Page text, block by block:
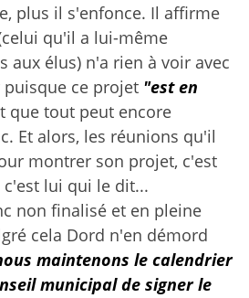
plus il s'enfonce. Il affirme
qu'il a lui-même
aux élus) n'a rien à voir avec
puisque ce projet "est en
que tout peut encore
Et alors, les réunions qu'il
montrer son projet, c'est
c'est lui qui le dit...
non finalisé et en pleine
cela Dord n'en démord
maintenons le calendrier
municipal de signer le